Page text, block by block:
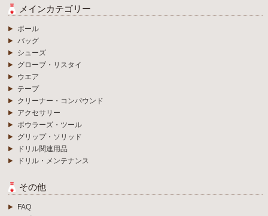
メインカテゴリー
ボール
バッグ
シューズ
グローブ・リスタイ
ウエア
テープ
クリーナー・コンパウンド
アクセサリー
ボウラーズ・ツール
グリップ・ソリッド
ドリル関連用品
ドリル・メンテナンス
その他
FAQ